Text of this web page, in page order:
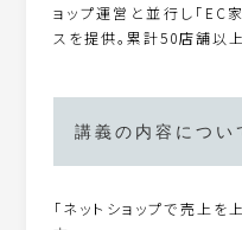
ョップ運営と並行し「EC
スを提供。累計50店舗以
講義の内容につい
「ネットショップで売上